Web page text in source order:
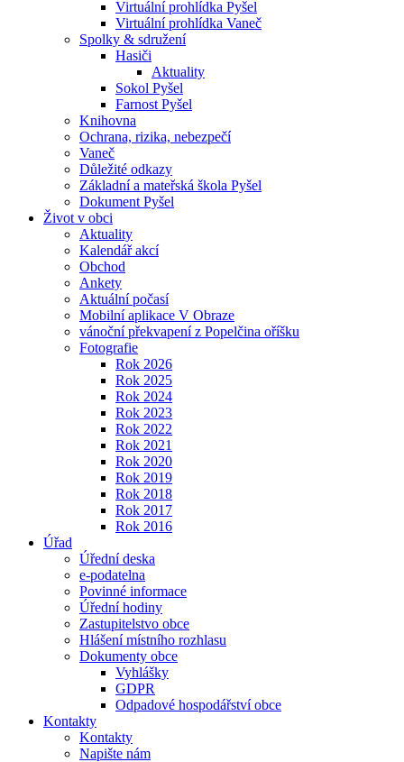
Virtuální prohlídka Pyšel
Virtuální prohlídka Vaneč
Spolky & sdružení
Hasiči
Aktuality
Sokol Pyšel
Farnost Pyšel
Knihovna
Ochrana, rizika, nebezpečí
Vaneč
Důležité odkazy
Základní a mateřská škola Pyšel
Dokument Pyšel
Život v obci
Aktuality
Kalendář akcí
Obchod
Ankety
Aktuální počasí
Mobilní aplikace V Obraze
vánoční překvapení z Popelčina oříšku
Fotografie
Rok 2026
Rok 2025
Rok 2024
Rok 2023
Rok 2022
Rok 2021
Rok 2020
Rok 2019
Rok 2018
Rok 2017
Rok 2016
Úřad
Úřední deska
e-podatelna
Povinné informace
Úřední hodiny
Zastupitelstvo obce
Hlášení místního rozhlasu
Dokumenty obce
Vyhlášky
GDPR
Odpadové hospodářství obce
Kontakty
Kontakty
Napište nám